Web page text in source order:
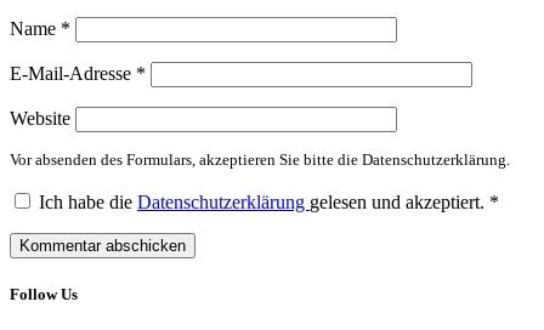
Name *
E-Mail-Adresse *
Website
Vor absenden des Formulars, akzeptieren Sie bitte die Datenschutzerklärung.
Ich habe die Datenschutzerklärung gelesen und akzeptiert. *
Follow Us